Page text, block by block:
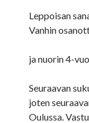
Leppoisan
Vanhin
ja nuorin 4-
Seuraavan
joten
Oulussa.